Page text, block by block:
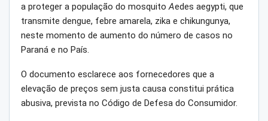
a proteger a população do mosquitoAedes aegypti, que
transmite dengue, febre amarela, zika e chikungunya,
neste momento de aumento do número de casos no
Paraná e no País.
O documento esclarece aos fornecedores que a
elevação de preços sem justa causa constitui prática
abusiva, prevista no Código de Defesa do Consumidor.